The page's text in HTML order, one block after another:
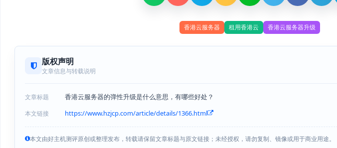
香港云服务器 租用香港云 香港云服务器升级
版权声明
文章信息与转载说明
文章标题 香港云服务器的弹性升级是什么意思，有哪些好处？
本文链接 https://www.hzjcp.com/article/details/1366.html
本文由好主机测评原创或整理发布，转载请保留文章标题与原文链接；未经授权，请勿复制、镜像或用于商业用途。